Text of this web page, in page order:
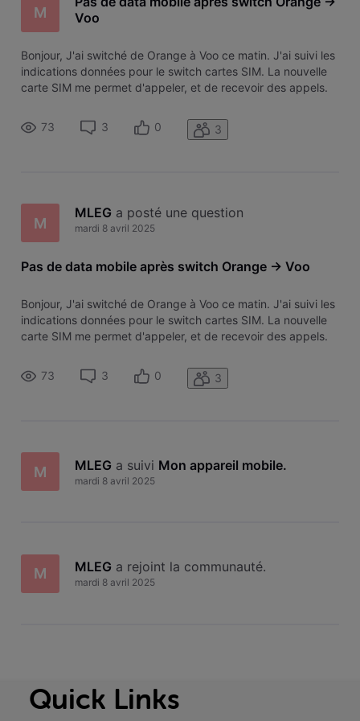
M
Voo
Bonjour, J'ai switché de Orange à Voo ce matin. J'ai suivi les
indications données pour le switch cartes SIM. La nouvelle
carte SIM me permet d'appeler, et de recevoir des appels.
configuré par défaut avec "mworld.be". Le sigle 4G clignote
toutes s
73 3 0 3
M
MLEG a posté une question
mardi 8 avril 2025
Pas de data mobile après switch Orange -> Voo
Bonjour, J'ai switché de Orange à Voo ce matin. J'ai suivi les
indications données pour le switch cartes SIM. La nouvelle
carte SIM me permet d'appeler, et de recevoir des appels.
configuré par défaut avec "mworld.be". Le sigle 4G clignote
toutes s
73 3 0 3
M MLEG a suivi Mon appareil mobile.
mardi 8 avril 2025
M MLEG a rejoint la communauté.
mardi 8 avril 2025
Quick Links